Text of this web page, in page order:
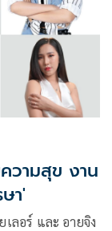
วามสุข งาน
า'
ลอร์ และ อายจิง